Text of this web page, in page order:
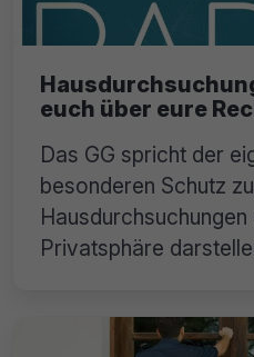
euch über eure
Das GG spricht der
besonderen Schutz
Privatsphäre